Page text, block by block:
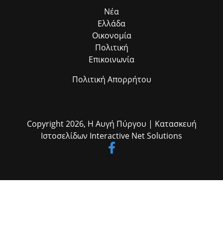
Νέα
Ελλάδα
Οικονομία
Πολιτική
Επικοινωνία
Πολιτική Απορρήτου
Copyright 2026, Η Αυγή Πύργου | Κατασκευή
Ιστοσελίδων Interactive Net Solutions